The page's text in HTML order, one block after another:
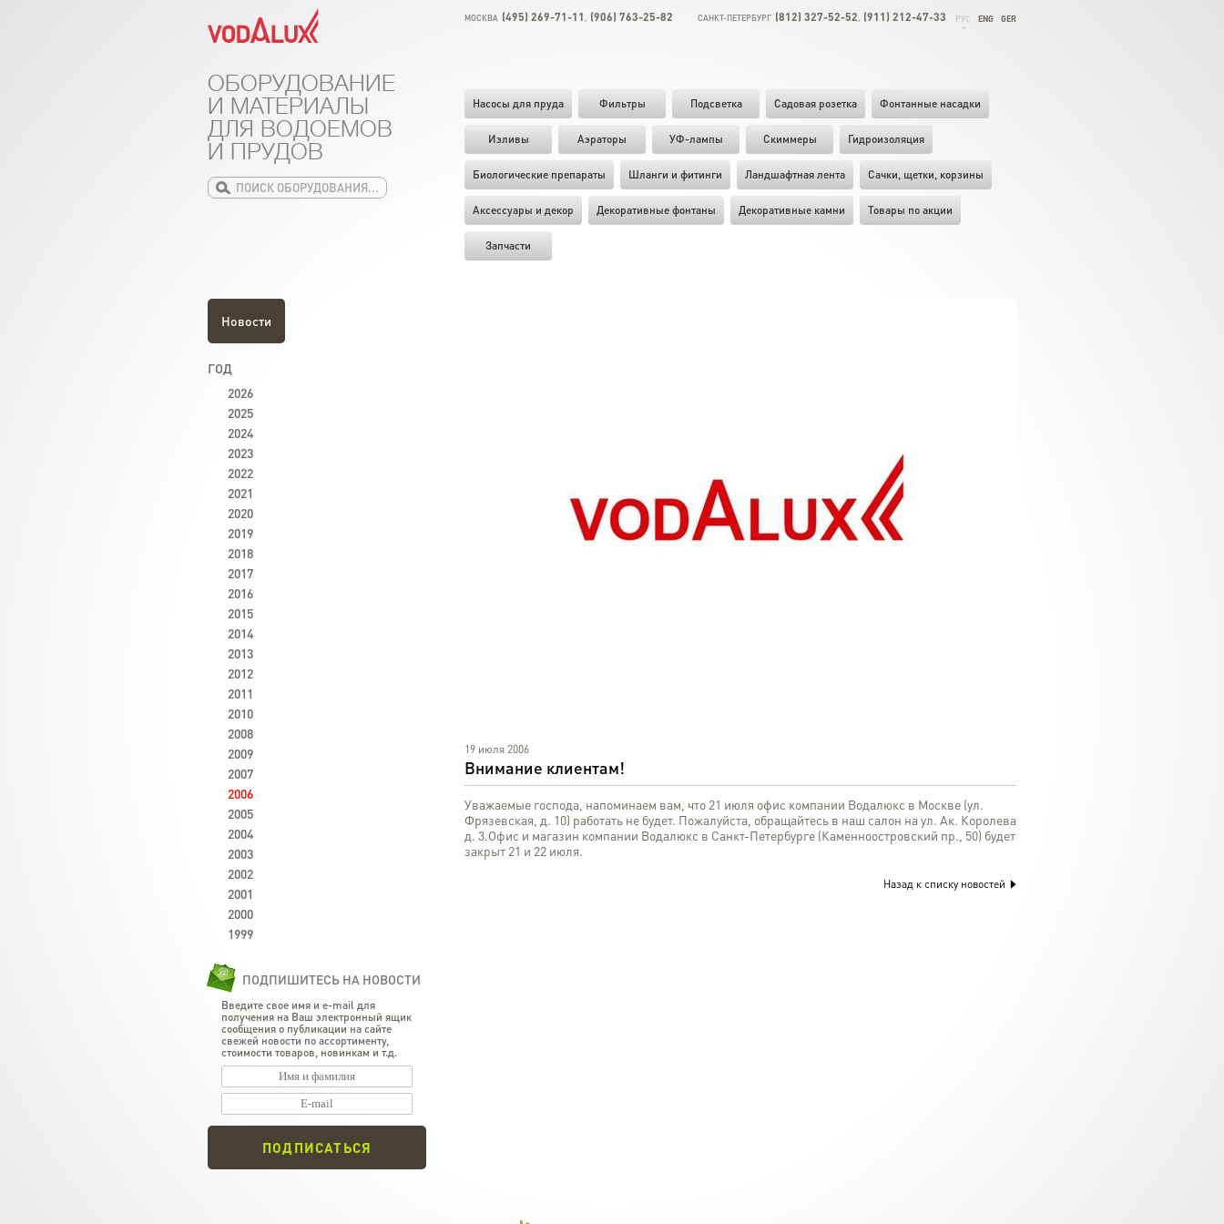
МОСКВА (495) 269-71-11 (906) 763-25-82 САНКТ-ПЕТЕРБУРГ (812) 327-52-52 (911) 212-47-33 РУС ENG GER
Насосы для пруда Фильтры Подсветка Садовая розетка Фонтанные насадки
Изливы Аэраторы УФ-лампы Скиммеры Гидроизоляция
Биологические препараты Шланги и фитинги Ландшафтная лента Cачки, щетки, корзины
Аксессуары и декор Декоративные фонтаны Декоративные камни Товары по акции
Запчасти
ОБОРУДОВАНИЕ
И МАТЕРИАЛЫ
ДЛЯ ВОДОЕМОВ
И ПРУДОВ
19 июля 2006
Внимание клиентам!
Уважаемые господа, напоминаем вам, что 21 июля офис компании Водалюкс в Москве (ул.
Фрязевская, д. 10) работать не будет. Пожалуйста, обращайтесь в наш салон на ул. Ак. Королева
д. 3.Офис и магазин компании Водалюкс в Санкт-Петербурге (Каменноостровский пр., 50) будет
закрыт 21 и 22 июля.
Назад к списку новостей
Новости
ГОД
2026
2025
2024
2023
2022
2021
2020
2019
2018
2017
2016
2015
2014
2013
2012
2011
2010
2008
2009
2007
2006
2005
2004
2003
2002
2001
2000
1999
ПОДПИШИТЕСЬ НА НОВОСТИ
Введите свое имя и e-mail для
получения на Ваш электронный ящик
сообщения о публикации на сайте
свежей новости по ассортименту,
стоимости товаров, новинкам и т.д.
ПОДПИСАТЬСЯ